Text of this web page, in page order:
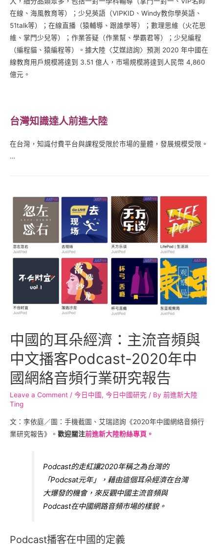
在線、海風教育等）；少兒英語（VIPKID、Windy教你學英語、
51talk等）；在線直播（猿輔導、跟誰學等）；數理思維（火花思
維、掌門少兒等）；作業答疑（作業幫、學霸君等）；少兒編程
（編程貓、猿編程等）。據大陸〈艾媒諮詢〉預測 2020 年中國在
線教育用戶規模將達到 3.51 億人，市場規模將達到人民幣 4,860
億元。
台灣知識達人前進大陸
在台灣，知識付費平台與課程受限於市場的量體，發展規模受限。
…
中國的耳朵經濟：主流音頻與
中文播客Podcast-2020年中
國網絡音頻行業研究報告
Leave a Comment / 今日中國, 今日中國研究 / By 前進新大陸
Ting
文：李依庭／圖：手機截圖、艾瑞諮詢《2020年中國網絡音頻行
業研究報告》。 歡迎關注前進新大陸粉絲專頁。
Podcast的走紅讓2020年稱之為台灣的
「Podcsat元年」，藉由這個耳朵經濟在台灣
大爆發的機會，來反觀中國主流音頻與
Podcast在中國網路音頻市場的樣貌。
Podcast播客在中國的定義